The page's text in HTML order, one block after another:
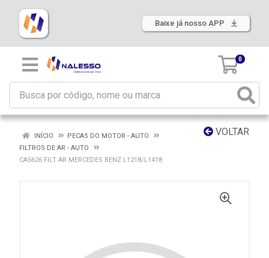
Baixe já nosso APP
0
VOLTAR
INÍCIO
PECAS DO MOTOR - AUTO
FILTROS DE AR - AUTO
CA5626 FILT AR MERCEDES BENZ L1218/L1418